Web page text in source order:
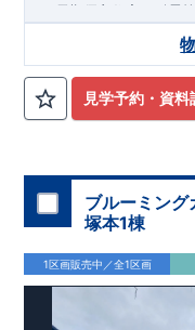
（長期優良住宅／耐震
たりに恵まれた立地。
あり、
採光・通風・プ
す。
加須 徒歩13分
間取りのポイント
■ 1
号棟 LDK約19.5 帖
感があります。
■共通
・主寝室は将来仕切れ
クインクローゼット設置
見学予約・資料
ブルーミング
塚本1棟
1区画販売中／全1区画